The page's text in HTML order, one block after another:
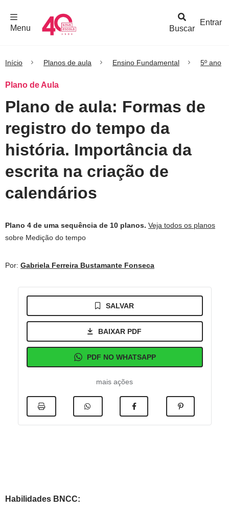
Buscar
Menu
Entrar
Início Planos de aula Ensino Fundamental 5º ano
Plano de Aula
Plano de aula: Formas de
registro do tempo da
história. Importância da
escrita na criação de
calendários
Plano 4 de uma sequência de 10 planos. Veja todos os planos
sobre Medição do tempo
Por: Gabriela Ferreira Bustamante Fonseca
SALVAR
BAIXAR PDF
PDF NO WHATSAPP
mais ações
Habilidades BNCC: